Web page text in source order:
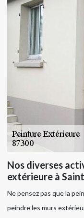
Nos diverses
extérieure à
Ne pensez pas que la
peindre les murs